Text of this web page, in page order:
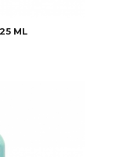
ML